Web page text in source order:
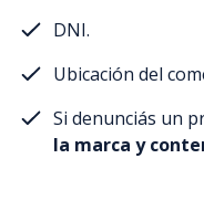
DNI.
Ubicación del
Si denunciás un
la marca y